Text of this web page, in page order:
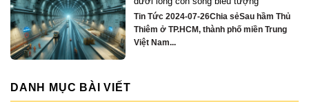
Quỹ căn VipTin Tức 2024-08-28Chia
sẻNHÀ PHỐ BÊN SÔNG HÀN
TOWNHOUSE KINH DOANH THƯƠNG
MẠI...
DANH MỤC BÀI VIẾT